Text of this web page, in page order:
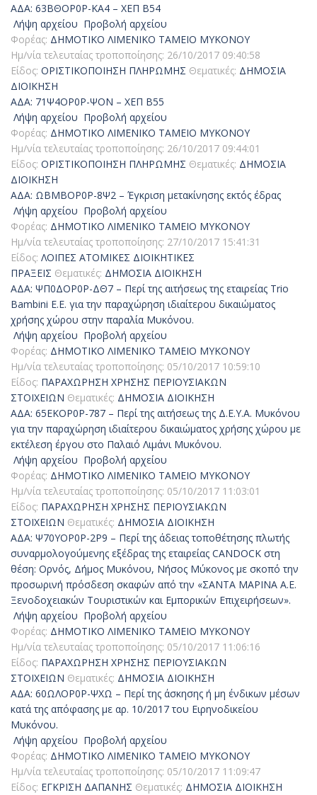
ΑΔΑ: 63ΒΘΟΡ0Ρ-ΚΑ4 – ΧΕΠ Β54
Λήψη αρχείου Προβολή αρχείου
Φορέας: ΔΗΜΟΤΙΚΟ ΛΙΜΕΝΙΚΟ ΤΑΜΕΙΟ ΜΥΚΟΝΟΥ
Ημ/νία τελευταίας τροποποίησης: 26/10/2017 09:40:58
Είδος: ΟΡΙΣΤΙΚΟΠΟΙΗΣΗ ΠΛΗΡΩΜΗΣ Θεματικές: ΔΗΜΟΣΙΑ
ΔΙΟΙΚΗΣΗ
ΑΔΑ: 71Ψ4ΟΡ0Ρ-ΨΟΝ – ΧΕΠ Β55
Λήψη αρχείου Προβολή αρχείου
Φορέας: ΔΗΜΟΤΙΚΟ ΛΙΜΕΝΙΚΟ ΤΑΜΕΙΟ ΜΥΚΟΝΟΥ
Ημ/νία τελευταίας τροποποίησης: 26/10/2017 09:44:01
Είδος: ΟΡΙΣΤΙΚΟΠΟΙΗΣΗ ΠΛΗΡΩΜΗΣ Θεματικές: ΔΗΜΟΣΙΑ
ΔΙΟΙΚΗΣΗ
ΑΔΑ: ΩΒΜΒΟΡ0Ρ-8Ψ2 – Έγκριση μετακίνησης εκτός έδρας
Λήψη αρχείου Προβολή αρχείου
Φορέας: ΔΗΜΟΤΙΚΟ ΛΙΜΕΝΙΚΟ ΤΑΜΕΙΟ ΜΥΚΟΝΟΥ
Ημ/νία τελευταίας τροποποίησης: 27/10/2017 15:41:31
Είδος: ΛΟΙΠΕΣ ΑΤΟΜΙΚΕΣ ΔΙΟΙΚΗΤΙΚΕΣ
ΠΡΑΞΕΙΣ Θεματικές: ΔΗΜΟΣΙΑ ΔΙΟΙΚΗΣΗ
ΑΔΑ: ΨΠ0ΔΟΡ0Ρ-ΔΘ7 – Περί της αιτήσεως της εταιρείας Trio
Bambini E.E. για την παραχώρηση ιδιαίτερου δικαιώματος
χρήσης χώρου στην παραλία Μυκόνου.
Λήψη αρχείου Προβολή αρχείου
Φορέας: ΔΗΜΟΤΙΚΟ ΛΙΜΕΝΙΚΟ ΤΑΜΕΙΟ ΜΥΚΟΝΟΥ
Ημ/νία τελευταίας τροποποίησης: 05/10/2017 10:59:10
Είδος: ΠΑΡΑΧΩΡΗΣΗ ΧΡΗΣΗΣ ΠΕΡΙΟΥΣΙΑΚΩΝ
ΣΤΟΙΧΕΙΩΝ Θεματικές: ΔΗΜΟΣΙΑ ΔΙΟΙΚΗΣΗ
ΑΔΑ: 65ΕΚΟΡ0Ρ-787 – Περί της αιτήσεως της Δ.Ε.Υ.Α. Μυκόνου
για την παραχώρηση ιδιαίτερου δικαιώματος χρήσης χώρου με
εκτέλεση έργου στο Παλαιό Λιμάνι Μυκόνου.
Λήψη αρχείου Προβολή αρχείου
Φορέας: ΔΗΜΟΤΙΚΟ ΛΙΜΕΝΙΚΟ ΤΑΜΕΙΟ ΜΥΚΟΝΟΥ
Ημ/νία τελευταίας τροποποίησης: 05/10/2017 11:03:01
Είδος: ΠΑΡΑΧΩΡΗΣΗ ΧΡΗΣΗΣ ΠΕΡΙΟΥΣΙΑΚΩΝ
ΣΤΟΙΧΕΙΩΝ Θεματικές: ΔΗΜΟΣΙΑ ΔΙΟΙΚΗΣΗ
ΑΔΑ: Ψ70ΥΟΡ0Ρ-2Ρ9 – Περί της άδειας τοποθέτησης πλωτής
συναρμολογούμενης εξέδρας της εταιρείας CANDOCK στη
θέση: Ορνός, Δήμος Μυκόνου, Νήσος Μύκονος με σκοπό την
προσωρινή πρόσδεση σκαφών από την «ΣΑΝΤΑ ΜΑΡΙΝΑ Α.Ε.
Ξενοδοχειακών Τουριστικών και Εμπορικών Επιχειρήσεων».
Λήψη αρχείου Προβολή αρχείου
Φορέας: ΔΗΜΟΤΙΚΟ ΛΙΜΕΝΙΚΟ ΤΑΜΕΙΟ ΜΥΚΟΝΟΥ
Ημ/νία τελευταίας τροποποίησης: 05/10/2017 11:06:16
Είδος: ΠΑΡΑΧΩΡΗΣΗ ΧΡΗΣΗΣ ΠΕΡΙΟΥΣΙΑΚΩΝ
ΣΤΟΙΧΕΙΩΝ Θεματικές: ΔΗΜΟΣΙΑ ΔΙΟΙΚΗΣΗ
ΑΔΑ: 60ΩΛΟΡ0Ρ-ΨΧΩ – Περί της άσκησης ή μη ένδικων μέσων
κατά της απόφασης με αρ. 10/2017 του Ειρηνοδικείου
Μυκόνου.
Λήψη αρχείου Προβολή αρχείου
Φορέας: ΔΗΜΟΤΙΚΟ ΛΙΜΕΝΙΚΟ ΤΑΜΕΙΟ ΜΥΚΟΝΟΥ
Ημ/νία τελευταίας τροποποίησης: 05/10/2017 11:09:47
Είδος: ΕΓΚΡΙΣΗ ΔΑΠΑΝΗΣ Θεματικές: ΔΗΜΟΣΙΑ ΔΙΟΙΚΗΣΗ